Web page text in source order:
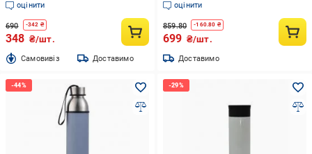
оцінити
690 -342 ₴
348 ₴/шт.
Cамовивіз Доставимо
оцінити
859.80 -160.80 ₴
699 ₴/шт.
Доставимо